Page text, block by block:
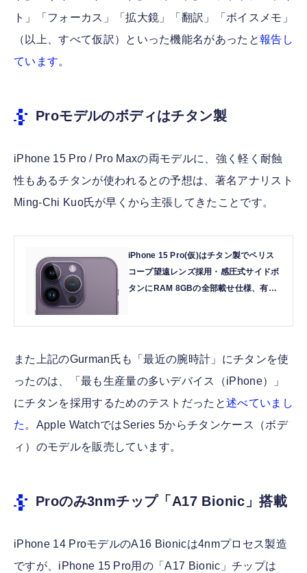
ト」「フォーカス」「拡大鏡」「翻訳」「ボイスメモ」
（以上、すべて仮訳）といった機能名があったと報告し
ています。
Proモデルのボディはチタン製
iPhone 15 Pro / Pro Maxの両モデルに、強く軽く耐蝕
性もあるチタンが使われるとの予想は、著名アナリスト
Ming-Chi Kuo氏が早くから主張してきたことです。
iPhone 15 Pro(仮)はチタン製でペリス
コープ望遠レンズ採用・感圧式サイドボ
タンにRAM 8GBの全部載せ仕様、有力
また上記のGurman氏も「最近の腕時計」にチタンを使
ったのは、「最も生産量の多いデバイス（iPhone）」
にチタンを採用するためのテストだったと述べていまし
た 。Apple WatchではSeries 5からチタンケース（ボデ
ィ）のモデルを販売しています。
Proのみ3nmチップ「A17 Bionic」搭載
iPhone 14 ProモデルのA16 Bionicは4nmプロセス製造
ですが、iPhone 15 Pro用の「A17 Bionic」チップは